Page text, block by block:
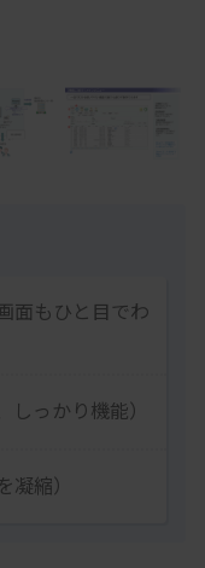
面もひと目でわ
っかり機能）
縮）